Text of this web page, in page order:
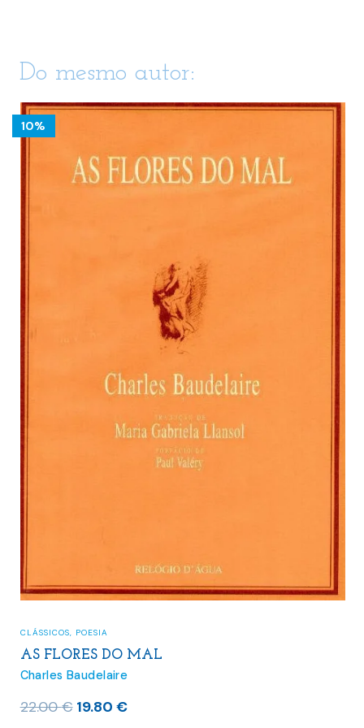
Do mesmo autor:
10%
CLÁSSICOS, POESIA
AS FLORES DO MAL
Charles Baudelaire
22.00€ O
19.80 €O